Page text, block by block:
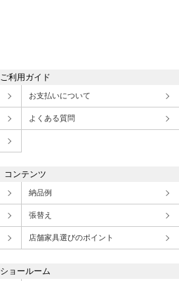
ご利用ガイド
お支払いについて
よくある質問
コンテンツ
納品例
張替え
店舗家具選びのポイント
ショールーム